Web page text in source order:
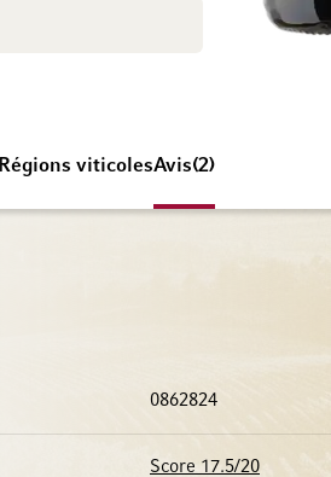
Régions viticolesAvis 2
0862824
Score 17.5/20